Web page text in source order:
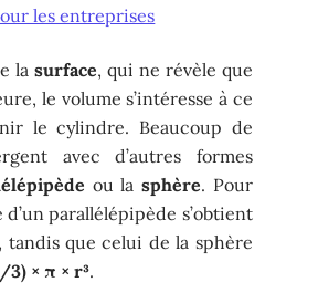
les entreprises
la surface, qui ne révèle que
le volume s’intéresse à ce
le cylindre. Beaucoup de
avec d’autres formes
ou la sphère. Pour
parallélépipède s’obtient
, tandis que celui de la sphère
3) × π × r³.